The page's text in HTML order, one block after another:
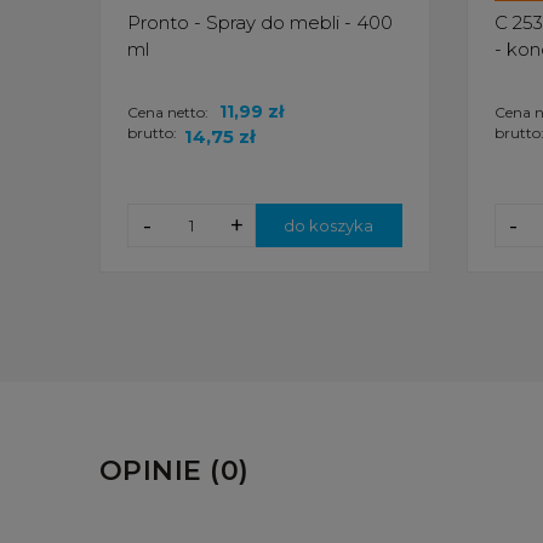
Pronto - Spray do mebli - 400
ml
brutto: 14,75 zł
Cena netto: 11,99 zł
+
- do koszyka
C
-
brutto:
Cena
-
OPINIE (0)